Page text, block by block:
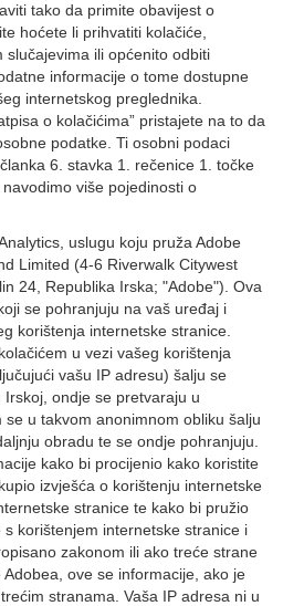
tako da primite obavijest o
hoćete li prihvatiti kolačiće,
slučajevima ili općenito odbiti
informacije o tome dostupne
internetskog preglednika.
o kolačićima” pristajete na to da
podatke. Ti osobni podaci
6. stavka 1. rečenice 1. točke
više pojedinosti o
uslugu koju pruža Adobe
Limited (4-6 Riverwalk Citywest
24, Republika Irska; "Adobe"). Ova
se pohranjuju na vaš uređaj i
korištenja internetske stranice.
u vezi vašeg korištenja
vašu IP adresu) šalju se
ondje se pretvaraju u
u takvom anonimnom obliku šalju
obradu te se ondje pohranjuju.
kako bi procijenio kako koristite
izvješća o korištenju internetske
stranice te kako bi pružio
korištenjem internetske stranice i
zakonom ili ako treće strane
ove se informacije, ako je
stranama. Vaša IP adresa ni u